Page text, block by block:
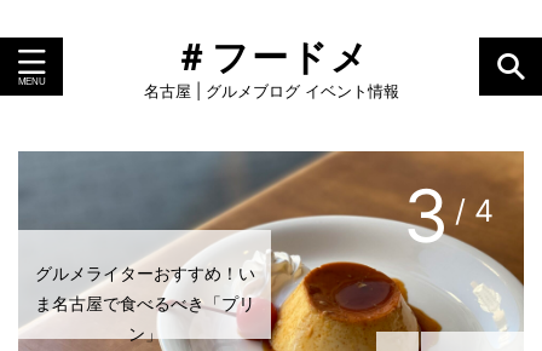
＃フードメ
名古屋 | グルメブログ イベント情報
グルメライターおすすめ！い
ま名古屋で食べるべき「プリ
ン」
3 / 4